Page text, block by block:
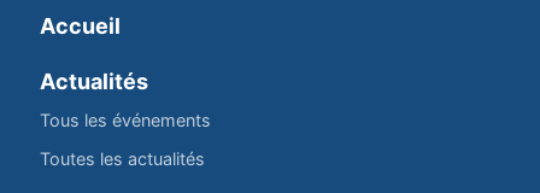
Accueil
Actualités
Tous les événements
Toutes les actualités